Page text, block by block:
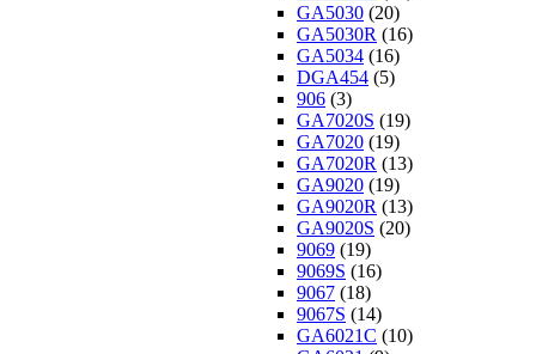
GA5030 (20)
GA5030R (16)
GA5034 (16)
DGA454 (5)
906 (3)
GA7020S (19)
GA7020 (19)
GA7020R (13)
GA9020 (19)
GA9020R (13)
GA9020S (20)
9069 (19)
9069S (16)
9067 (18)
9067S (14)
GA6021C (10)